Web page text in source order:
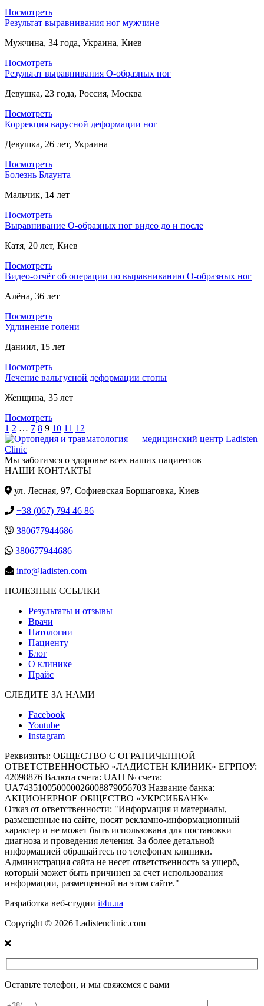
Посмотреть
Результат выравнивания ног мужчине
Мужчина, 34 года, Украина, Киев
Посмотреть
Результат выравнивания О-образных ног
Девушка, 23 года, Россия, Москва
Посмотреть
Коррекция варусной деформации ног
Девушка, 26 лет, Украина
Посмотреть
Болезнь Блаунта
Мальчик, 14 лет
Посмотреть
Выравнивание О-образных ног видео до и после
Катя, 20 лет, Киев
Посмотреть
Видео-отчёт об операции по выравниванию О-образных ног
Алёна, 36 лет
Посмотреть
Удлинение голени
Даниил, 15 лет
Посмотреть
Лечение вальгусной деформации стопы
Женщина, 35 лет
Посмотреть
1 2 … 7 8 9 10 11 12
Мы заботимся о здоровье всех наших пациентов
НАШИ КОНТАКТЫ
ул. Лесная, 97, Cофиевская Борщаговка, Киев
+38 (067) 794 46 86
380677944686
380677944686
info@ladisten.com
ПОЛЕЗНЫЕ ССЫЛКИ
Результаты и отзывы
Врачи
Патологии
Пациенту
Блог
О клинике
Прайс
СЛЕДИТЕ ЗА НАМИ
Facebook
Youtube
Instagram
Реквизиты: ОБЩЕСТВО С ОГРАНИЧЕННОЙ
ОТВЕТСТВЕННОСТЬЮ «ЛАДИСТЕН КЛИНИК» ЕГРПОУ:
42098876 Валюта счета: UAH № счета:
UA743510050000026008879056703 Название банка:
АКЦИОНЕРНОЕ ОБЩЕСТВО «УКРСИББАНК»
Отказ от ответственности: "Информация и материалы,
размещенные на сайте, носят рекламно-информационный
характер и не может быть использована для постановки
диагноза и проведения лечения. За более детальной
информацией обращайтесь по телефонам клиники.
Администрация сайта не несет ответственность за ущерб,
который может быть причинен за счет использования
информации, размещенной на этом сайте."
Разработка веб-студии it4u.ua
Copyright © 2026 Ladistenclinic.com
Оставьте телефон, и мы свяжемся с вами